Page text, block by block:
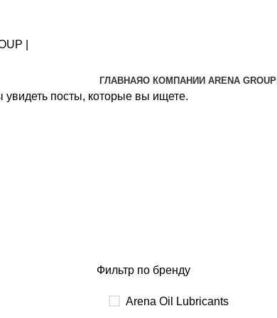
ГЛАВНАЯО КОМПАНИИ ARENA GROUP
Фильтр по бренду
Arena Oil Lubricants
увидеть посты, которые вы ищете.